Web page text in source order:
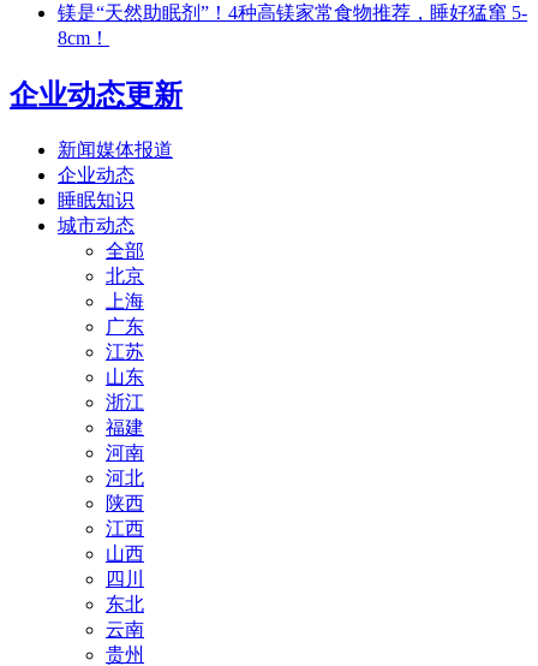
镁是“天然助眠剂”！4种高镁家常食物推荐，睡好猛窜 5-
8cm！
企业动态更新
新闻媒体报道
企业动态
睡眠知识
城市动态
全部
北京
上海
广东
江苏
山东
浙江
福建
河南
河北
陕西
江西
山西
四川
东北
云南
贵州